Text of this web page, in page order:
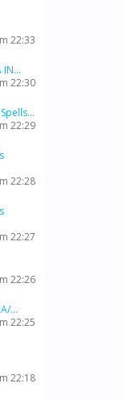
22:33
IN...
22:30
22:29
22:28
22:27
22:26
...
22:25
22:18